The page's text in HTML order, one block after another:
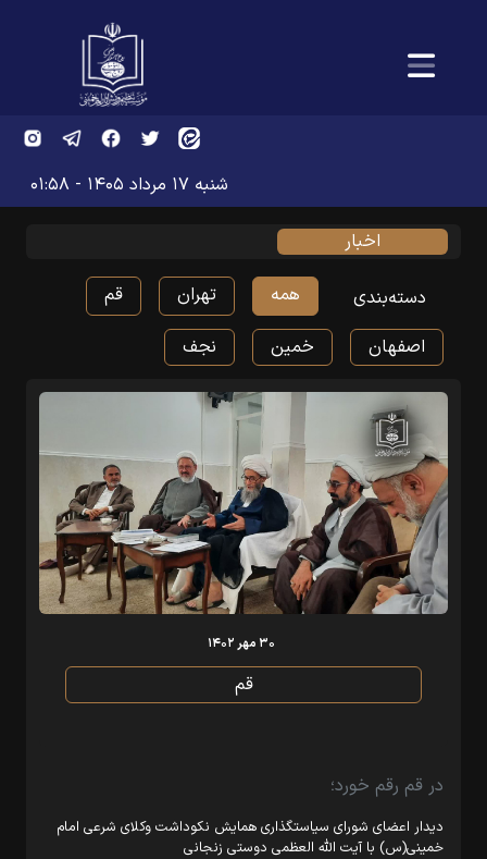
شنبه ۱۷ مرداد ۱۴۰۵ - ۰۱:۵۸
اخبار
دسته‌بندی همه تهران
قم
اصفهان
خمین نجف
۳۰ مهر ۱۴۰۲
قم
در قم رقم خورد؛
دیدار اعضای شورای سیاستگذاری همایش نکوداشت وکلای شرعی امام
خمینی(س) با آیت الله العظمی دوستی زنجانی